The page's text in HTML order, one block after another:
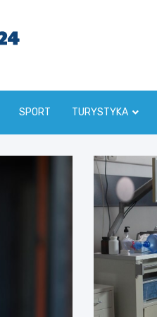
SPORT TURYSTYKA